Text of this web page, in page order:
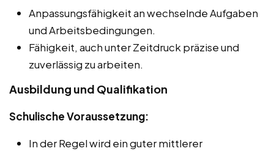
Anpassungsfähigkeit an wechselnde Aufgaben
und Arbeitsbedingungen.
Fähigkeit, auch unter Zeitdruck präzise und
zuverlässig zu arbeiten.
Ausbildung und Qualifikation
Schulische Voraussetzung:
In der Regel wird ein guter mittlerer